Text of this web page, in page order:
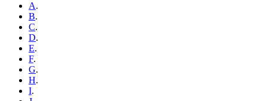
A.
B.
C.
D.
E.
F.
G.
H.
I.